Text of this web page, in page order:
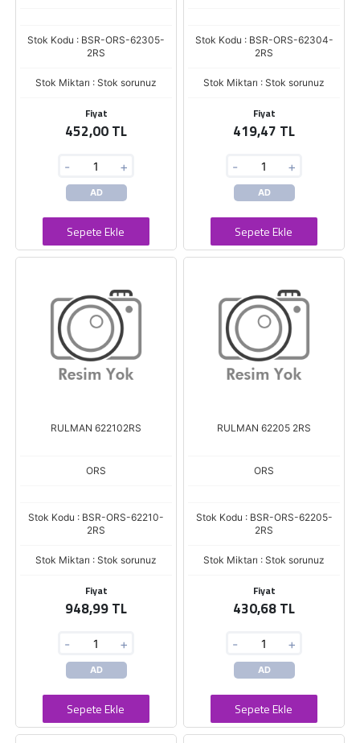
Stok Kodu : BSR-ORS-62305-
2RS
Stok Miktarı : Stok sorunuz
Fiyat
452,00 TL
- +
AD
Sepete Ekle
Stok Kodu : BSR-ORS-62304-
2RS
Stok Miktarı : Stok sorunuz
Fiyat
419,47 TL
- +
AD
Sepete Ekle
RULMAN 622102RS
ORS
Stok Kodu : BSR-ORS-62210-
2RS
Stok Miktarı : Stok sorunuz
Fiyat
948,99 TL
- +
AD
Sepete Ekle
RULMAN 62205 2RS
ORS
Stok Kodu : BSR-ORS-62205-
2RS
Stok Miktarı : Stok sorunuz
Fiyat
430,68 TL
- +
AD
Sepete Ekle